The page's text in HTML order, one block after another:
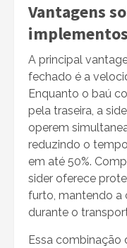
Vantagens
implementos
A principal
fechado é a
Enquanto o baú
pela traseira, a
operem
reduzindo o
em até 50%.
sider oferece
furto, mantendo a
durante o
Essa combinação